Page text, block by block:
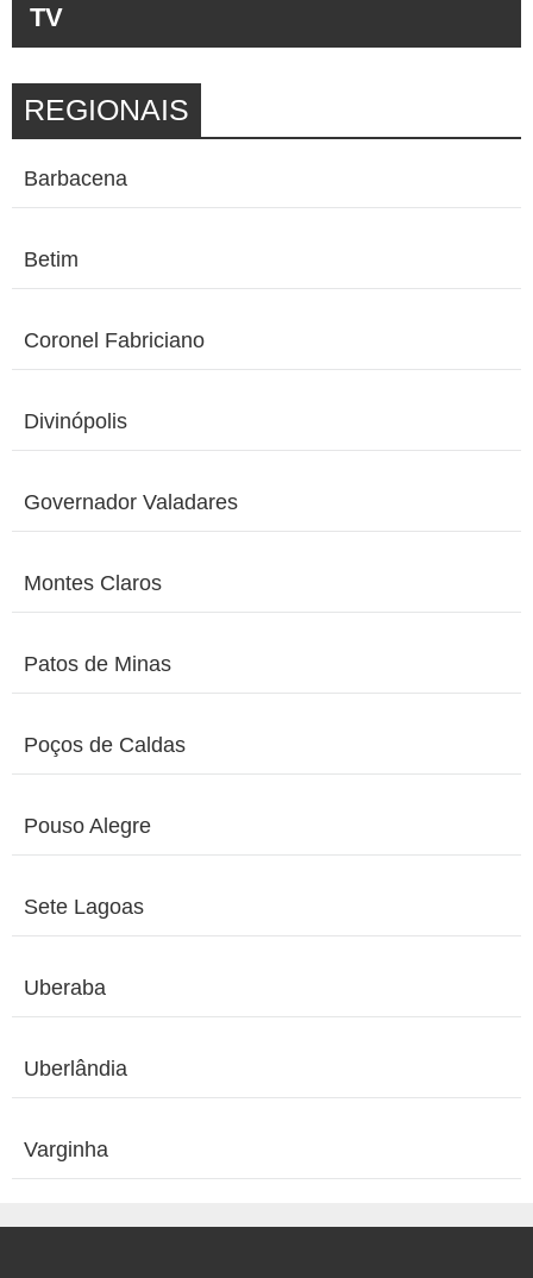
TV
REGIONAIS
Barbacena
Betim
Coronel Fabriciano
Divinópolis
Governador Valadares
Montes Claros
Patos de Minas
Poços de Caldas
Pouso Alegre
Sete Lagoas
Uberaba
Uberlândia
Varginha